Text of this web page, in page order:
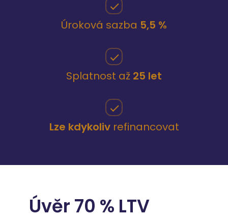
Úroková sazba 5,5 %
Splatnost až 25 let
Lze kdykolivrefinancovat
Úvěr 70 % LTV